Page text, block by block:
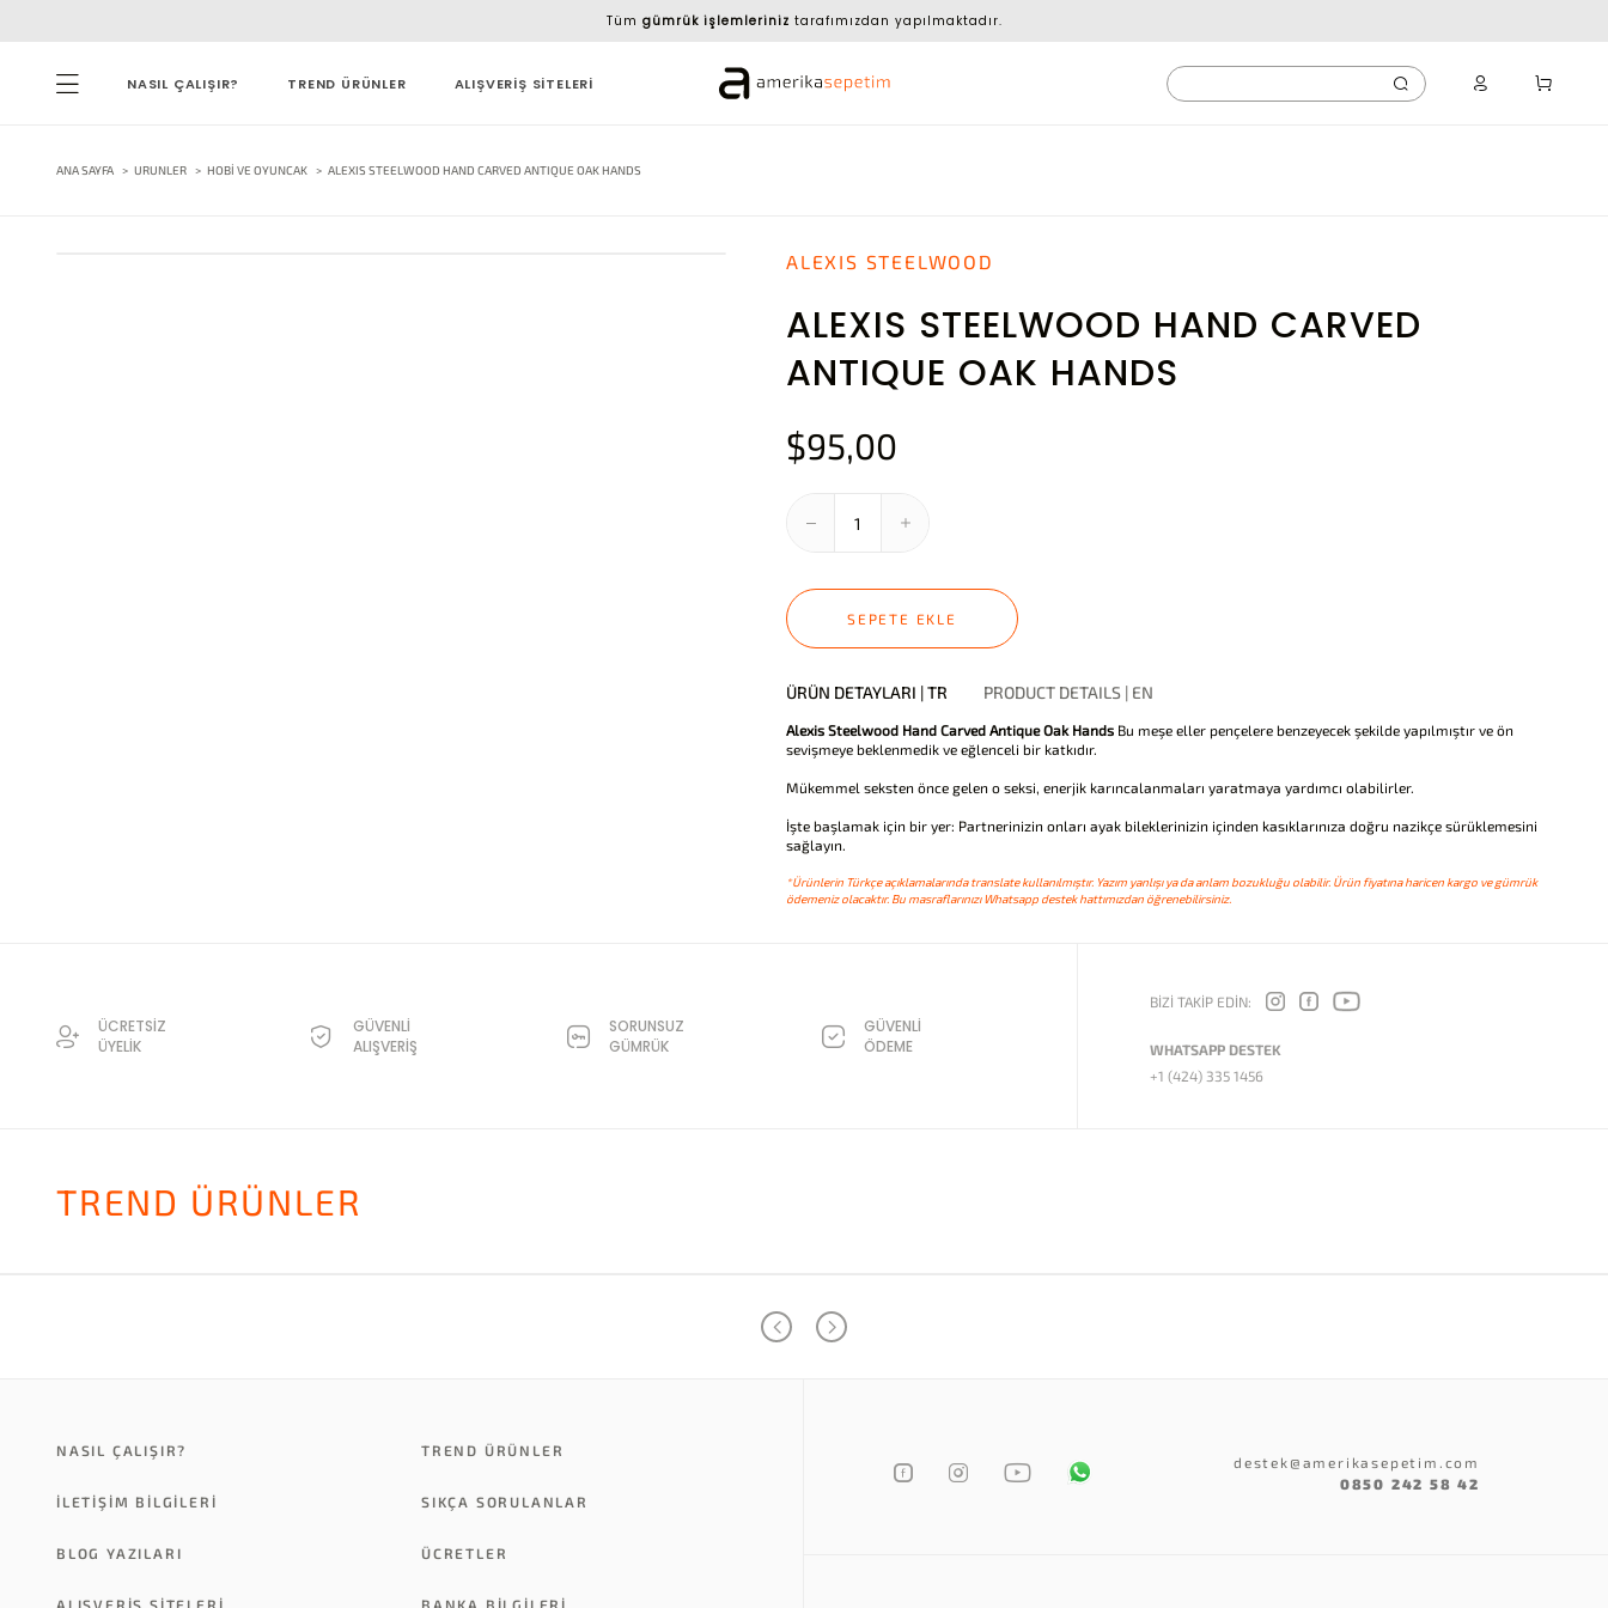
Tüm gümrük işlemleriniz tarafımızdan yapılmaktadır.
NASIL ÇALIŞIR? TREND ÜRÜNLER ALIŞVERİŞ SİTELERİ
ANA SAYFA URUNLER HOBI VE OYUNCAK ALEXIS STEELWOOD HAND CARVED ANTIQUE OAK HANDS
ALEXIS STEELWOOD
ALEXIS STEELWOOD HAND CARVED
ANTIQUE OAK HANDS
$95,00
SEPETE EKLE
ÜRÜN DETAYLARI | TR PRODUCT DETAILS | EN
Alexis Steelwood Hand Carved Antique Oak Hands Bu meşe eller pençelere benzeyecek şekilde yapılmıştır ve ön
sevişmeye beklenmedik ve eğlenceli bir katkıdır.
Mükemmel seksten önce gelen o seksi, enerjik karıncalanmaları yaratmaya yardımcı olabilirler.
İşte başlamak için bir yer: Partnerinizin onları ayak bileklerinizin içinden kasıklarınıza doğru nazikçe sürüklemesini
sağlayın.
*Ürünlerin Türkçe açıklamalarında translate kullanılmıştır. Yazım yanlışı ya da anlam bozukluğu olabilir. Ürün fiyatına haricen kargo ve gümrük
ödemeniz olacaktır. Bu masraflarınızı Whatsapp destek hattımızdan öğrenebilirsiniz.
ÜCRETSİZ
ÜYELİK
GÜVENLİ
ALIŞVERİŞ
SORUNSUZ
GÜMRÜK
GÜVENLİ
ÖDEME
BİZİ TAKİP EDİN:
WHATSAPP DESTEK
+1 (424) 335 1456
TREND ÜRÜNLER
NASIL ÇALIŞIR? TREND ÜRÜNLER
İLETİŞİM BİLGİLERİ SIKÇA SORULANLAR
BLOG YAZILARI ÜCRETLER
ALIŞVERİŞ SİTELERİ BANKA BILGILERI
destek@amerikasepetim.com
0850 242 58 42